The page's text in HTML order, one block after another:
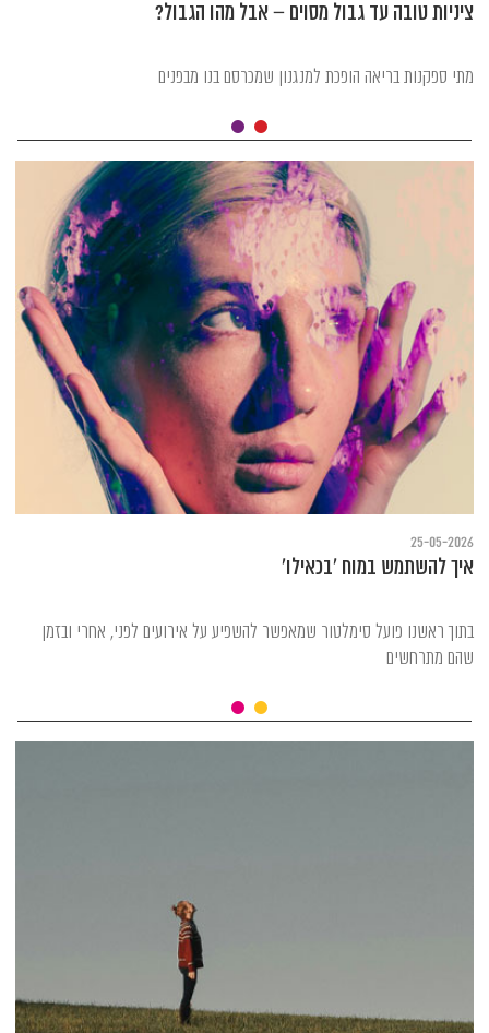
ציניות טובה עד גבול מסוים – אבל מהו הגבול?
מתי ספקנות בריאה הופכת למנגנון שמכרסם בנו מבפנים
25-05-2026
איך להשתמש במוח 'בכאילו'
בתוך ראשנו פועל סימלטור שמאפשר להשפיע על אירועים לפני, אחרי ובזמן
שהם מתרחשים